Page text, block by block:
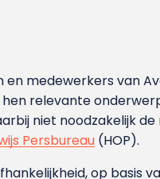
medewerkers van
relevante
niet noodzakelijk de
Persbureau (HOP).
op basis